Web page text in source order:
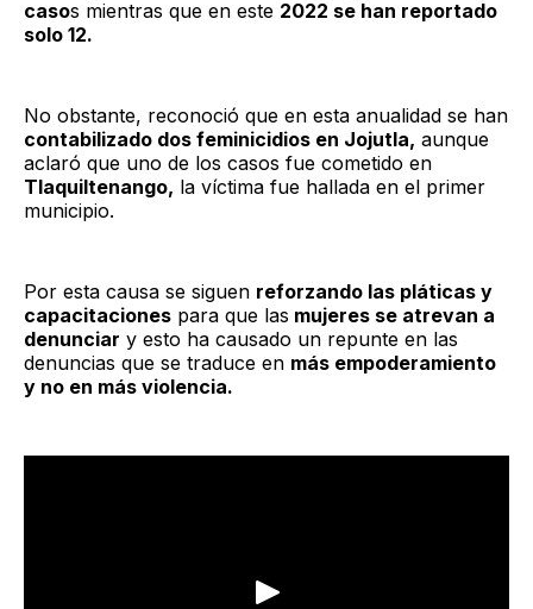
casos mientras que en este 2022 se han reportado
solo 12.
No obstante, reconoció que en esta anualidad se han
contabilizado dos feminicidios en Jojutla, aunque
aclaró que uno de los casos fue cometido en
Tlaquiltenango, la víctima fue hallada en el primer
municipio.
Por esta causa se siguen reforzando las pláticas y
capacitaciones para que las mujeres se atrevan a
denunciar y esto ha causado un repunte en las
denuncias que se traduce en más empoderamiento
y no en más violencia.